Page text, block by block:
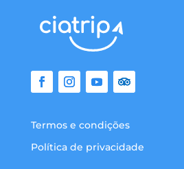
Termos e condições
Política de privacidade